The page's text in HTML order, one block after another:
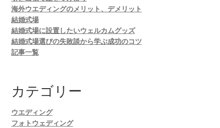
海外ウエディングのメリット、デメリット
結婚式場
結婚式場に設置したいウェルカムグッズ
結婚式場選びの失敗談から学ぶ成功のコツ
記事一覧
カテゴリー
ウエディング
フォトウェディング